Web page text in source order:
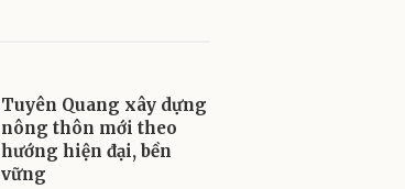
Tuyên Quang xây dựng
nông thôn mới theo
hướng hiện đại, bền
vững